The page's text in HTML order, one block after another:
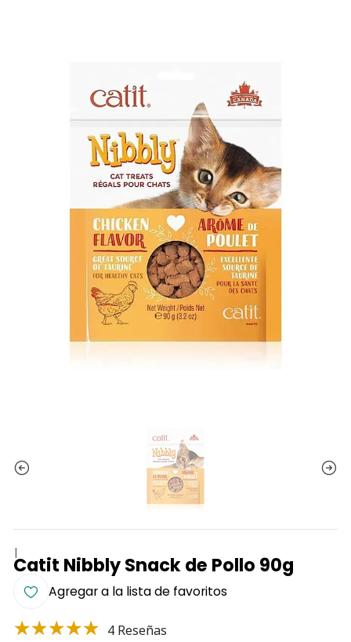
|
Catit Nibbly Snack de Pollo 90g
Agregar a la lista de favoritos
4 Reseñas